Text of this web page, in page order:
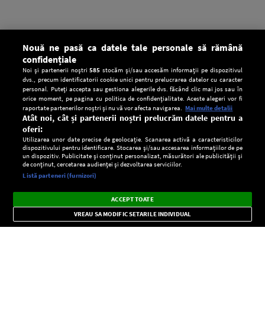
CONFIDENŢIALITATE
Setări:
Dark
Mode
Radio live, podcasturi, știri și alerte
importante.
×
Nouă ne pasă ca datele tale personale să rămână
confidențiale
Noi și partenerii noștri585 stocăm și/sau accesăm informații pe dispozitivul
dvs., precum identificatorii cookie unici pentru prelucrarea datelor cu caracter
personal. Puteți accepta sau gestiona alegerile dvs. făcând clic mai jos sau în
orice moment, pe pagina cu politica de confidențialitate. Aceste alegeri vor fi
raportate partenerilor noștri și nu vă vor afecta navigarea. Mai multe detalii
Atât noi, cât și partenerii noștri prelucrăm datele pentru a
oferi:
Utilizarea unor date precise de geolocație. Scanarea activă a caracteristicilor
dispozitivului pentru identificare. Stocarea și/sau accesarea informațiilor de pe
un dispozitiv. Publicitate și conținut personalizat, măsurători ale publicității și
de conținut, cercetarea audienței și dezvoltarea serviciilor.
Listă parteneri (furnizori)
ACCEPT TOATE
VREAU SA MODIFIC SETARILE INDIVIDUAL